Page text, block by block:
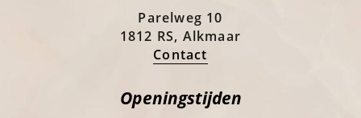
Parelweg 10
1812 RS, Alkmaar
Contact
Openingstijden